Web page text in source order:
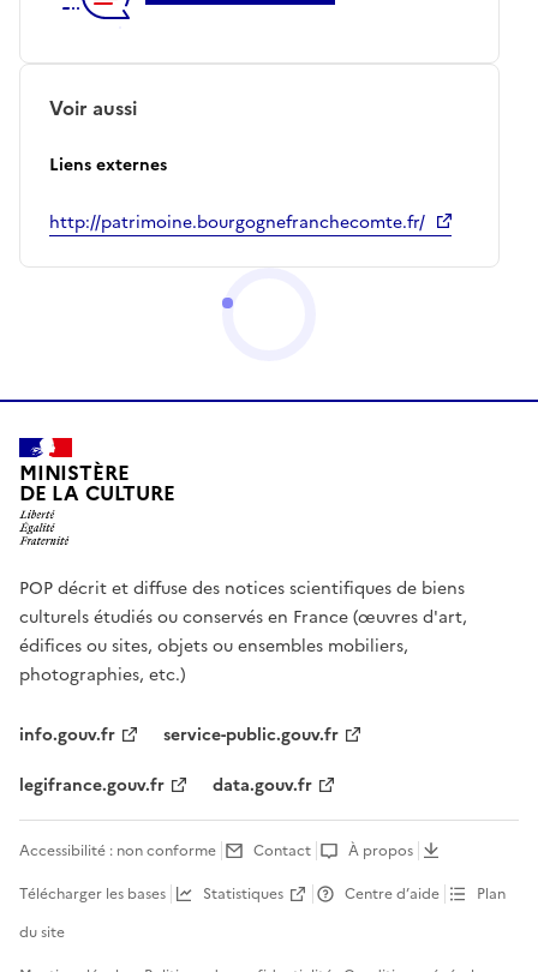
Voir aussi
Liens externes
http://patrimoine.bourgognefranchecomte.fr/
MINISTÈRE
DE LA CULTURE
POP décrit et diffuse des notices scientifiques de biens
culturels étudiés ou conservés en France (œuvres d'art,
édifices ou sites, objets ou ensembles mobiliers,
photographies, etc.)
info.gouv.fr
service-public.gouv.fr
legifrance.gouv.fr
data.gouv.fr
Accessibilité : non conforme Contact
À propos
Télécharger les bases
Statistiques Centre d’aide
Plan
du site